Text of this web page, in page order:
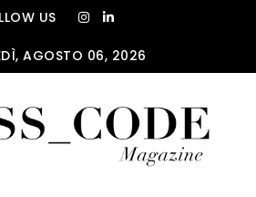
US
AGOSTO 06, 2026